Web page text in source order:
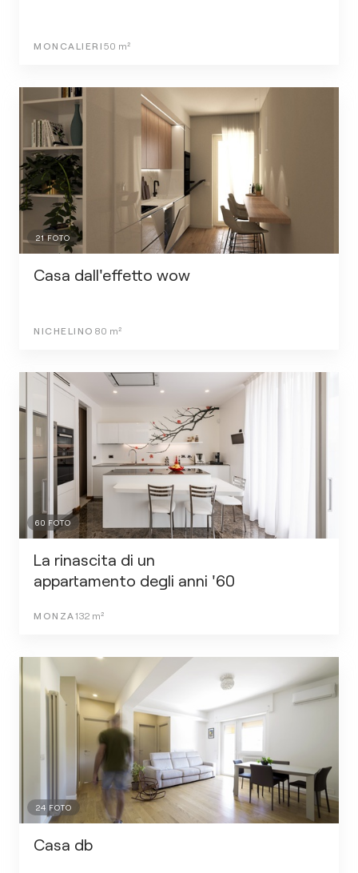
MONCALIERI 50 m²
21FOTO
Casa dall'effetto wow
NICHELINO 80 m²
60 FOTO
La rinascita di un
appartamento degli anni '60
MONZA 132m²
24 FOTO
Casa db